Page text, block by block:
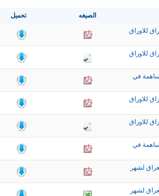
تحميل الصيغه
للاوراق
للاوراق
في
للاوراق
للاوراق
في
لشهر
لشهر